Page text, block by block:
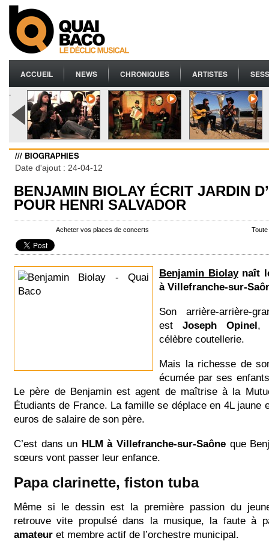
ACCUEIL NEWS CHRONIQUES ARTISTES
.
/// BIOGRAPHIES
Date d'ajout : 24-04-12
BENJAMIN BIOLAY ÉCRIT JARDIN
POUR HENRI SALVADOR
Acheter vos places de concerts
Benjamin Biolaynaît
à Villefranche-sur-
Son arrière-arrière-
est Joseph Opinel,
célèbre coutellerie.
Mais la richesse de
écumée par ses
Le père de Benjamin est agent de maîtrise à la
Étudiants de France. La famille se déplace en 4L jaune
euros de salaire de son père.
C’est dans un HLM à Villefranche-sur-Saône que
sœurs vont passer leur enfance.
Papa clarinette, fiston tuba
Même si le dessin est la première passion du
retrouve vite propulsé dans la musique, la faute à
amateur et membre actif de l’orchestre municipal.